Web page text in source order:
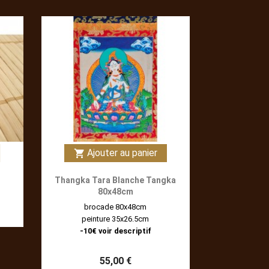
shopping_cart Ajouter au panier
Thangka Tara Blanche Tangka
80x48cm
brocade 80x48cm
peinture 35x26.5cm
-10€ voir descriptif
55,00 €